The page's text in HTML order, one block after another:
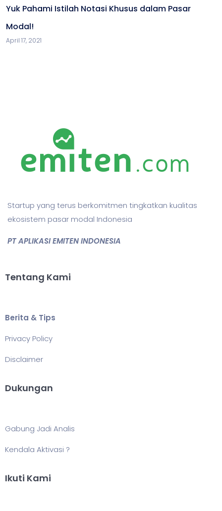
Yuk Pahami Istilah Notasi Khusus dalam Pasar
Modal!
April 17, 2021
Startup yang terus berkomitmen tingkatkan kualitas
ekosistem pasar modal Indonesia
PT APLIKASI EMITEN INDONESIA
Tentang Kami
Berita & Tips
Privacy Policy
Disclaimer
Dukungan
Gabung Jadi Analis
Kendala Aktivasi ?
Ikuti Kami